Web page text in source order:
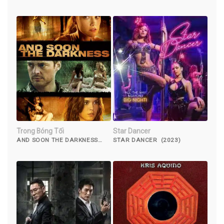
Trong Bóng Tối
AND SOON THE DARKNESS
Star Dancer
STAR DANCER (2023)